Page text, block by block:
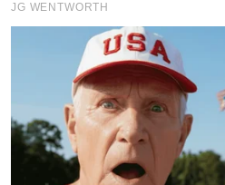
JG WENTWORTH